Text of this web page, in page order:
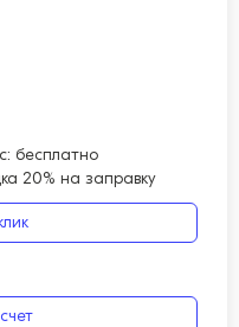
бесплатно
20% на заправку